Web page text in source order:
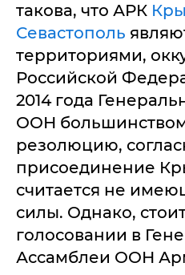
такова, что АРК
Севастополь
территориями,
Российской
2014 года
ООН
резолюцию,
присоединение
считается не
силы. Однако,
голосовании в
Ассамблеи ООН